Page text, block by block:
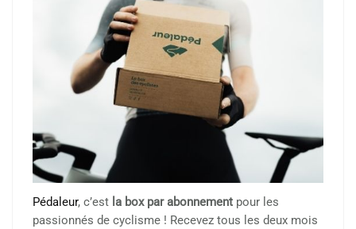
Pédaleur, c’est la box par abonnement pour les
passionnés de cyclisme ! Recevez tous les deux mois